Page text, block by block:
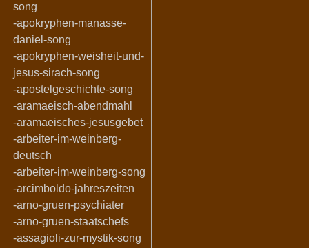
song
-apokryphen-manasse-
daniel-song
-apokryphen-weisheit-und-
jesus-sirach-song
-apostelgeschichte-song
-aramaeisch-abendmahl
-aramaeisches-jesusgebet
-arbeiter-im-weinberg-
deutsch
-arbeiter-im-weinberg-song
-arcimboldo-jahreszeiten
-arno-gruen-psychiater
-arno-gruen-staatschefs
-assagioli-zur-mystik-song